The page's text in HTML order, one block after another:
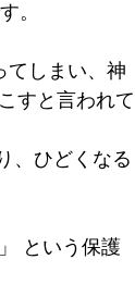
。
てしまい、神
すと言われて
、ひどくなる
という保護